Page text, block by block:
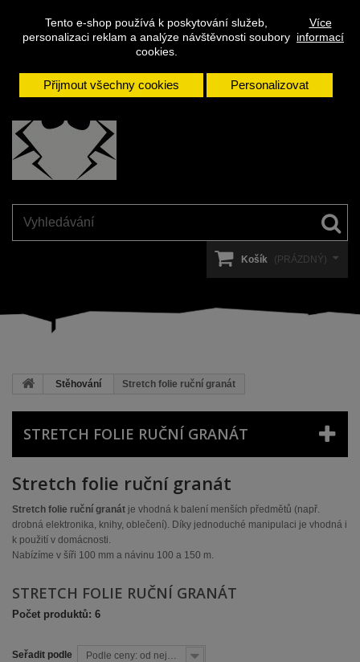
Tento e-shop používá k poskytování služeb,
personalizaci reklam a analýze návštěvnosti soubory
cookies.
Více
informací
Přijmout všechny cookies Personalizovat
Kontakt
Přihlásit se
Napište
nám
Košík (PRÁZDNÝ)
Stěhování Stretch folie ruční granát
STRETCH FOLIE RUČNÍ GRANÁT
Stretch folie ruční granát
Stretch folie ruční granát je vhodná k balení menších předmětů (např.
drobná elektronika, knihy, oblečení). Díky jednoduché manipulaci je vhodná i
k použití v domácnosti.
Nabízíme v šíři 100 mm a návinu 100 a 150 m.
STRETCH FOLIE RUČNÍ GRANÁT
Počet produktů: 6
Seřadit podle Podle ceny: od nejnižší